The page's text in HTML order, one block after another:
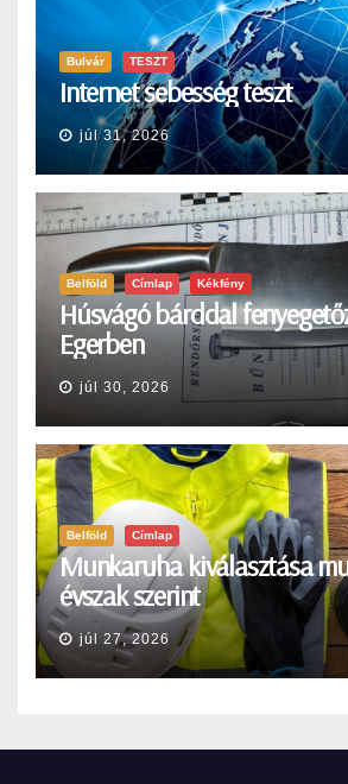
Bulvár TESZT
Internet sebesség teszt
júl 31, 2026
Belföld Címlap Kékfény
Húsvágó bárddal
Egerben
júl 30, 2026
Belföld Címlap
Munkaruha kiválasztása
évszak szerint
júl 27, 2026